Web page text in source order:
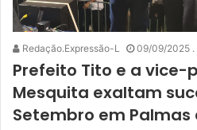
Redação.Expressão-L 09/09/2025 .
Prefeito Tito e a vice-
Mesquita exaltam
Setembro em Palmas